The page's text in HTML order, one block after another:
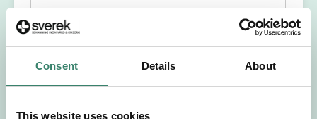
Consent Details About
This website uses cookies
Efternamn